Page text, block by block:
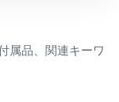
属品、関連キーワ